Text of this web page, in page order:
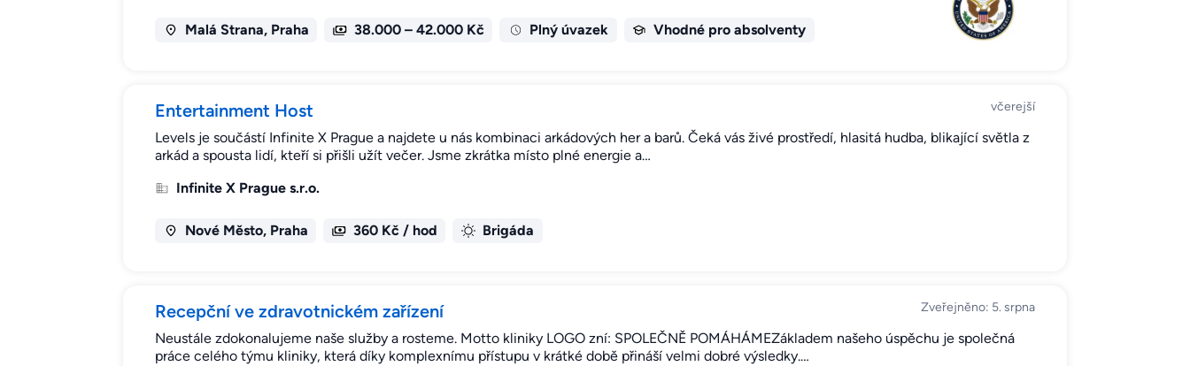
Malá Strana, Praha 38.000 – 42.000 Kč Plný úvazek Vhodné pro absolventy
Entertainment Host včerejší
Levels je součástí Infinite X Prague a najdete u nás kombinaci arkádových her a barů. Čeká vás živé prostředí, hlasitá hudba, blikající světla z
arkád a spousta lidí, kteří si přišli užít večer. Jsme zkrátka místo plné energie a…
Infinite X Prague s.r.o.
Nové Město, Praha 360 Kč / hod Brigáda
Recepční ve zdravotnickém zařízení Zveřejněno: 5. srpna
Neustále zdokonalujeme naše služby a rosteme. Motto kliniky LOGO zní: SPOLEČNĚ POMÁHÁMEZákladem našeho úspěchu je společná
práce celého týmu kliniky, která díky komplexnímu přístupu v krátké době přináší velmi dobré výsledky.…